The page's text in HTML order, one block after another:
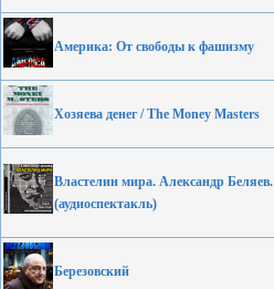
Америка: От свободы к фашизму
Хозяева денег / The Money Masters
Властелин мира. Александр Беляев.
(аудиоспектакль)
Березовский